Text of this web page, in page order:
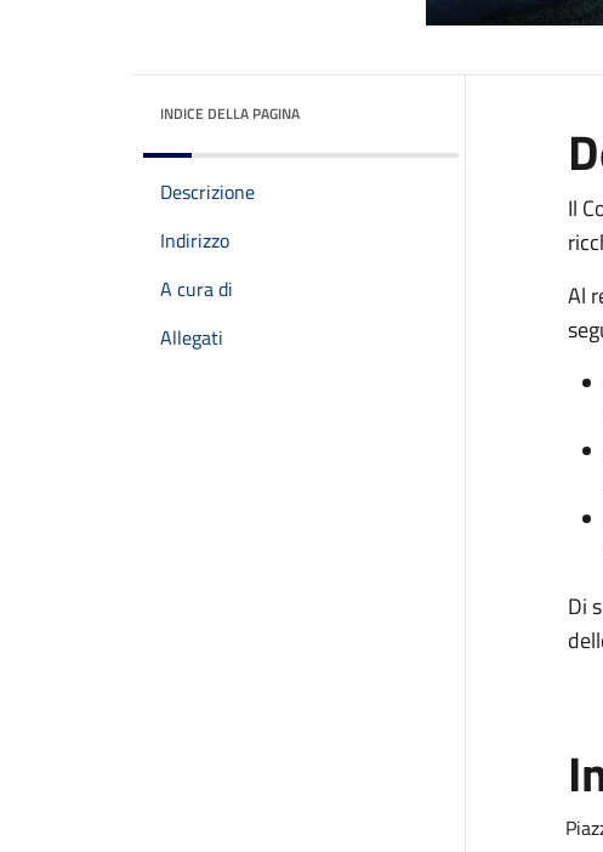
INDICE DELLA PAGINA
Descrizione
Indirizzo
A cura di
Allegati
Il
Al
Di